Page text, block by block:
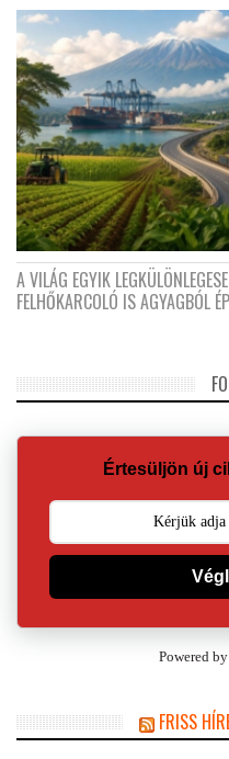
A VILÁG EGYIK
FELHŐKARCOLÓ IS AGYAGBÓL
Értesüljön új
Powered by
FRISS